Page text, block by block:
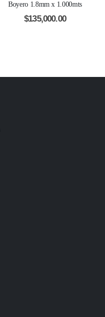
Boyero 1.8mm x 1.000mts
$135,000.00